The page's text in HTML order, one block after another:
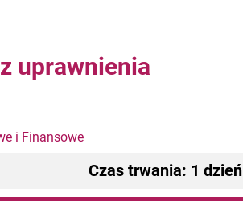
uprawnienia
i Finansowe
Czas trwania: 1 dzień